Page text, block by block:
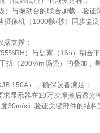
与振动台的联合加载，验证
像机（1000帧/秒）同步监
支撑：
）与盐雾（16h）耦合
（200V/m场强）的叠加，
150A），确保设备满足：
显示器在10万次摩擦后透光
30m/s）验证关键部件的结构